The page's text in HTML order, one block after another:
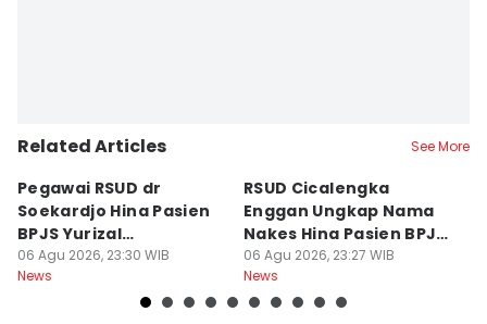
Related Articles See More
Pegawai RSUD dr
Soekardjo Hina Pasien
BPJS Yurizal
Mengundurkan Diri
06 Agu 2026, 23:30 WIB
News
RSUD Cicalengka
Enggan Ungkap Nama
Nakes Hina Pasien BPJS
Yurizal
06 Agu 2026, 23:27 WIB
News